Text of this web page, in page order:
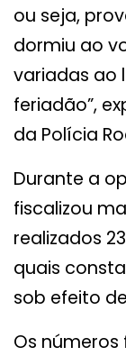
ou seja,
dormiu ao
variadas ao
feriadão”,
da Polícia
Durante a
fiscalizou
realizados
quais
sob efeito
Os